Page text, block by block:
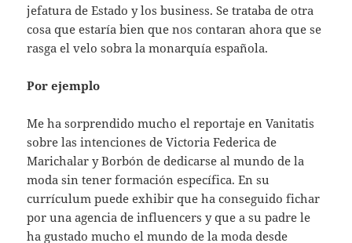
jefatura de Estado y los business. Se trataba de otra
cosa que estaría bien que nos contaran ahora que se
rasga el velo sobra la monarquía española.
Por ejemplo
Me ha sorprendido mucho el reportaje en Vanitatis
sobre las intenciones de Victoria Federica de
Marichalar y Borbón de dedicarse al mundo de la
moda sin tener formación específica. En su
currículum puede exhibir que ha conseguido fichar
por una agencia de influencers y que a su padre le
ha gustado mucho el mundo de la moda desde